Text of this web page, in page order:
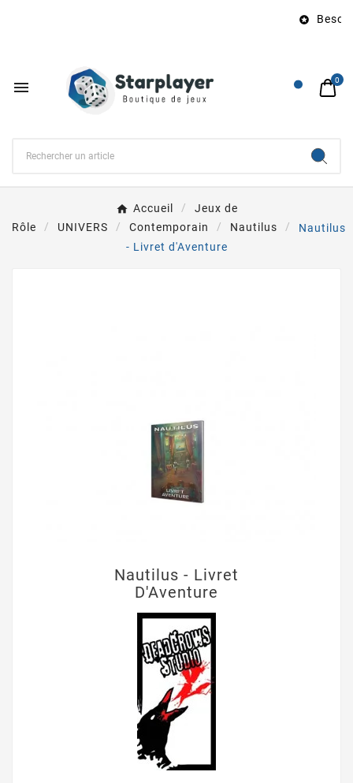
 Besoin
 0
Accueil
Jeux de
Rôle
UNIVERS Contemporain Nautilus
Nautilus
- Livret d'Aventure
Nautilus - Livret
D'Aventure